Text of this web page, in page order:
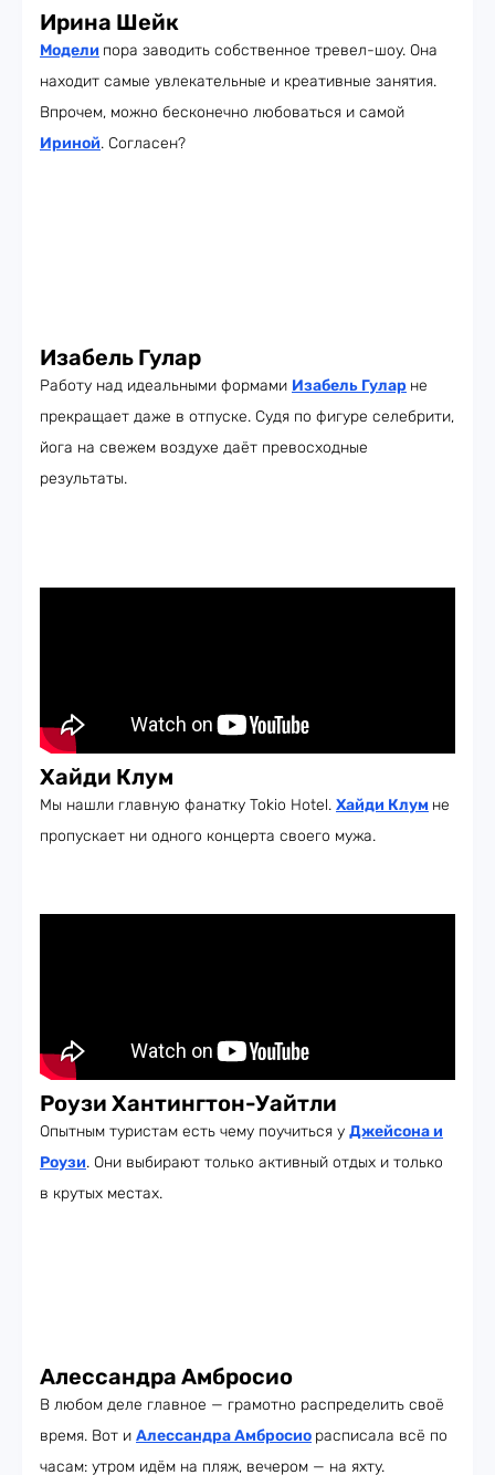
Ирина Шейк
Модели пора заводить собственное тревел-шоу. Она
находит самые увлекательные и креативные занятия.
Впрочем, можно бесконечно любоваться и самой
Ириной. Согласен?
Изабель Гулар
Работу над идеальными формами Изабель Гулар не
прекращает даже в отпуске. Судя по фигуре селебрити,
йога на свежем воздухе даёт превосходные
результаты.
Хайди Клум
Мы нашли главную фанатку Tokio Hotel. Хайди Клум не
пропускает ни одного концерта своего мужа.
Роузи Хантингтон-Уайтли
Опытным туристам есть чему поучиться у Джейсона и
Роузи. Они выбирают только активный отдых и только
в крутых местах.
Алессандра Амбросио
В любом деле главное — грамотно распределить своё
время. Вот и Алессандра Амбросио расписала всё по
часам: утром идём на пляж, вечером — на яхту.